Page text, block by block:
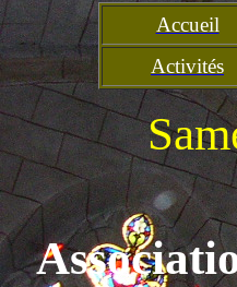
Accueil
Activités